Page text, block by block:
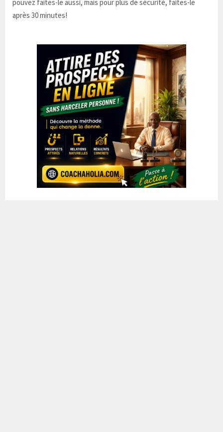
pouvez faites-le aussi, mais pour plus de sécurité, faites-le
après 30 minutes!